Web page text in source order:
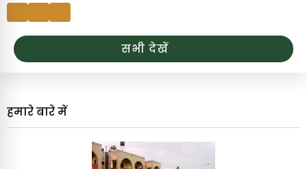
आईसीएफआरई-आफरी, जोधपुर नर्सरी में उपलब्ध गुणवत्तापूर्ण
रोपण सामग्री (QPM) और अन्य का विवरण (1.8.2026)
अद्यतन: 06 August 2026
आईसीएफआरई - एएफआरआई, जोधपुर में अधिकृत चिकित्सा
परिचारक (एएमए) के नामांकन के संबंध में
अद्यतन: 12 May 2026
सभी देखें
हमारे बारे में